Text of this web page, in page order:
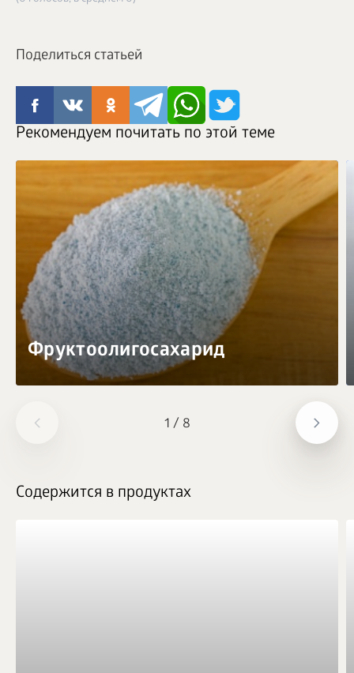
Поделиться статьей
1 / 8
Рекомендуем почитать по этой теме
Фруктоолигосахарид
Содержится в продуктах